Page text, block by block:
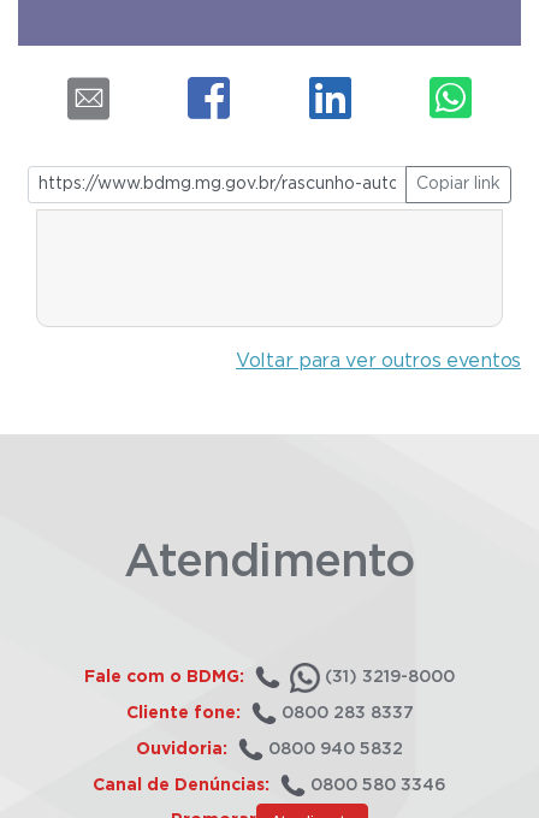
Copiar link
Voltar para ver outros eventos
Atendimento
Fale com o BDMG: (31) 3219-8000
Cliente fone: 0800 283 8337
Ouvidoria: 0800 940 5832
Canal de Denúncias: 0800 580 3346